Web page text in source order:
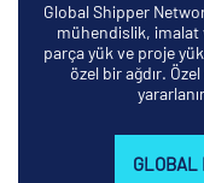
Global Shipper
mühendislik, imalat
parça yük ve proje
özel bir ağdır.
GLOBAL